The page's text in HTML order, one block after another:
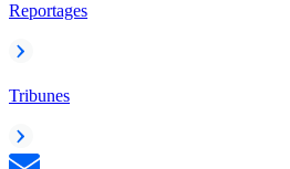
Reportages
Tribunes